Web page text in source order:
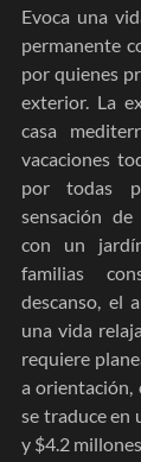
Evoca una
permanente
por quienes
exterior. La
casa
vacaciones
por todas
sensación
con un
familias
descanso, el
una vida
requiere
a orientación,
se traduce en
y $4.2